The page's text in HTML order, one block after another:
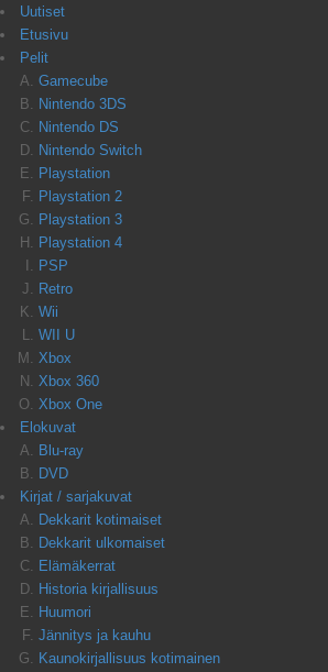
Uutiset
Etusivu
Pelit
Gamecube
Nintendo 3DS
Nintendo DS
Nintendo Switch
Playstation
Playstation 2
Playstation 3
Playstation 4
PSP
Retro
Wii
WII U
Xbox
Xbox 360
Xbox One
Elokuvat
Blu-ray
DVD
Kirjat / sarjakuvat
Dekkarit kotimaiset
Dekkarit ulkomaiset
Elämäkerrat
Historia kirjallisuus
Huumori
Jännitys ja kauhu
Kaunokirjallisuus kotimainen